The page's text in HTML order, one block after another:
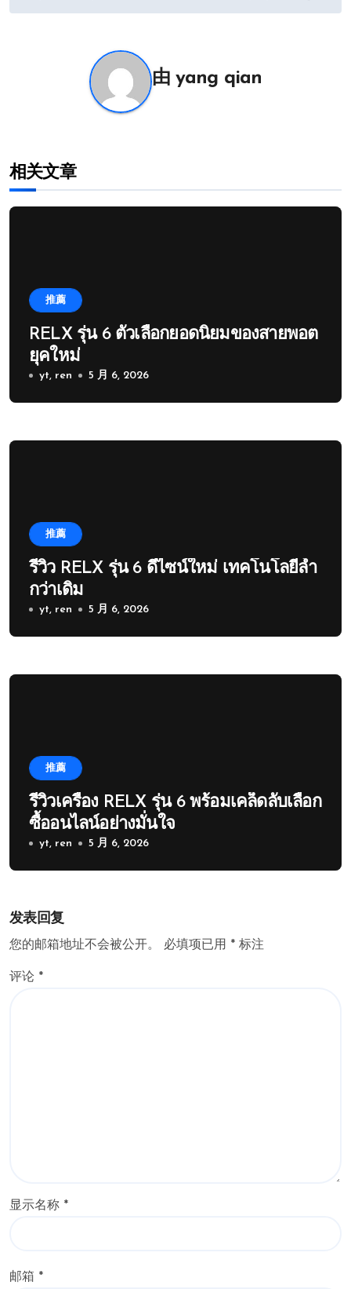
由yang qian
相关文章
推薦
RELX รุ่น 6 ตัวเลือกยอดนิยมของสายพอต
ยุคใหม่
yt, ren 5 月 6, 2026
推薦
รีวิว RELX รุ่น 6 ดีไซน์ใหม่ เทคโนโลยีล้ำ
กว่าเดิม
yt, ren 5 月 6, 2026
推薦
รีวิวเครื่อง RELX รุ่น 6 พร้อมเคล็ดลับเลือก
ซื้ออนไลน์อย่างมั่นใจ
yt, ren 5 月 6, 2026
发表回复
您的邮箱地址不会被公开。 必填项已用 * 标注
评论 *
显示名称 *
邮箱 *